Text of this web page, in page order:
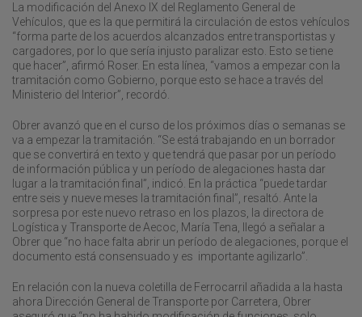
La modificación del Anexo IX del Reglamento General de
Vehículos, que es la que permitirá la circulación de estos vehículos
“forma parte de los acuerdos alcanzados entre transportistas y
cargadores, por lo que sería injusto paralizar esto. Esto se tiene
que hacer”, afirmó Roser. En esta línea, “vamos a empezar con la
tramitación como Gobierno, porque esto se hace a través del
Ministerio del Interior”, recordó.
Obrer avanzó que en el curso de los próximos días o semanas se
va a empezar la tramitación. “Se está trabajando en un borrador
que se convertirá en texto y que tendrá que pasar por un período
de información pública y un período de alegaciones hasta dar
lugar a la tramitación final”, indicó. En la práctica “puede tardar
entre seis y nueve meses la tramitación final”, resaltó. Ante la
sorpresa por este nuevo retraso en los plazos, la directora de
Logística y Transporte de Aecoc, María Tena, llegó a señalar a
Obrer que “no hace falta abrir un período de alegaciones, porque el
documento está consensuado y es importante agilizarlo”.
En relación con la nueva coletilla de Ferrocarril añadida a la hasta
ahora Dirección General de Transporte por Carretera, Obrer